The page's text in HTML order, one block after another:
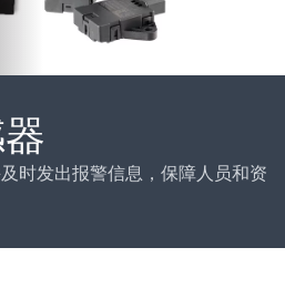
时发出报警信息，保障人员和资